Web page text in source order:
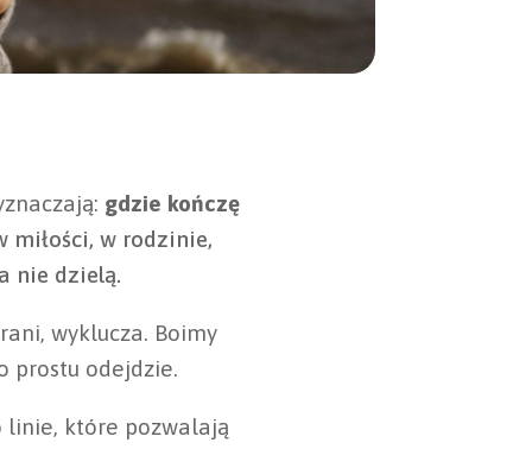
gdzie kończę
miłości, w rodzinie,
nie dzielą.
wyklucza. Boimy
prostu odejdzie.
które pozwalają